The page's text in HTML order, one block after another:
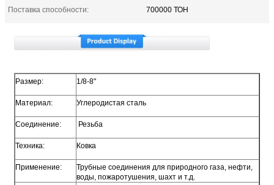
Поставка способности:
700000 ТОН
Размер: 1/8-8"
Материал: Углеродистая сталь
Соединение: Резьба
Техника: Ковка
Применение:
Трубные соединения для природного газа, нефти,
воды, пожаротушения, шахт и т.д.